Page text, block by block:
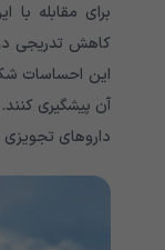
برای مقابله با
کاهش تدریجی
این احساسات شک
آن پیشگیری
‌داروهای